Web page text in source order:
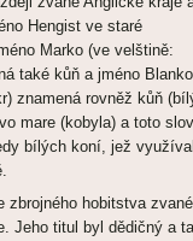
Hengist ve staré
Marko (ve velštině:
také kůň a jméno Blanko
znamená rovněž kůň
mare (kobyla) a toto
bílých koní, jež
hobitstva
Jeho titul byl dědičný a